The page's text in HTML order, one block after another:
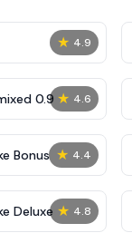
★ 4.9
★ 4.6
0.9
★ 4.4
Bonus
★ 4.8
Deluxe